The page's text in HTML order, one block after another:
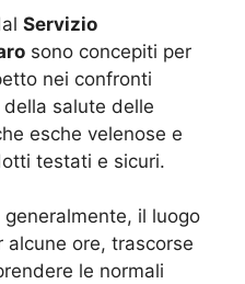
Servizio
sono concepiti per
nei confronti
della salute delle
esche velenose e
testati e sicuri.
il luogo
alcune ore, trascorse
le normali